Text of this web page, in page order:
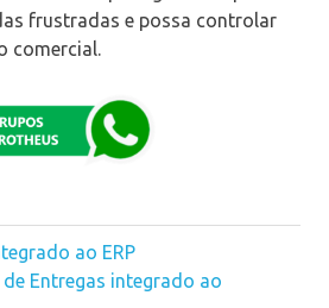
frustradas e possa controlar
comercial.
ao ERP
Entregas integrado ao